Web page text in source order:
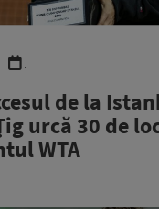
.
de la
urcă 30 de
WTA